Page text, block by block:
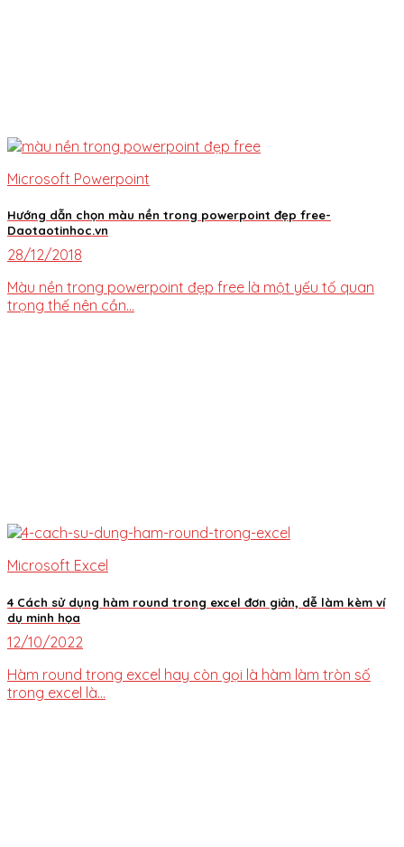
Microsoft Powerpoint
Hướng dẫn chọn màu nền trong powerpoint đẹp free-
Daotaotinhoc.vn
28/12/2018
Màu nền trong powerpoint đẹp free là một yếu tố quan
trọng thế nên cần...
Microsoft Excel
4 Cách sử dụng hàm round trong excel đơn giản, dễ làm kèm ví
dụ minh họa
12/10/2022
Hàm round trong excel hay còn gọi là hàm làm tròn số
trong excel là...